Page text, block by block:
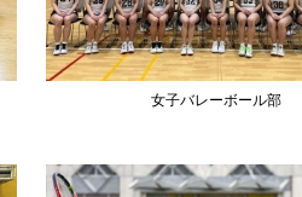
女子バレーボール部